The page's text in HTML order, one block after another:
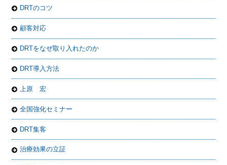
DRTのコツ
顧客対応
DRTをなぜ取り入れたのか
DRT導入方法
上原 宏
全国強化セミナー
DRT集客
治療効果の立証